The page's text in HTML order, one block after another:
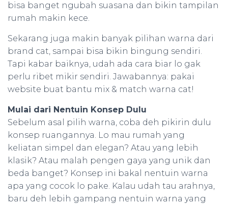
bisa banget ngubah suasana dan bikin tampilan
rumah makin kece.
Sekarang juga makin banyak pilihan warna dari
brand cat, sampai bisa bikin bingung sendiri.
Tapi kabar baiknya, udah ada cara biar lo gak
perlu ribet mikir sendiri. Jawabannya: pakai
website buat bantu mix & match warna cat!
Mulai dari Nentuin Konsep Dulu
Sebelum asal pilih warna, coba deh pikirin dulu
konsep ruangannya. Lo mau rumah yang
keliatan simpel dan elegan? Atau yang lebih
klasik? Atau malah pengen gaya yang unik dan
beda banget? Konsep ini bakal nentuin warna
apa yang cocok lo pake. Kalau udah tau arahnya,
baru deh lebih gampang nentuin warna yang